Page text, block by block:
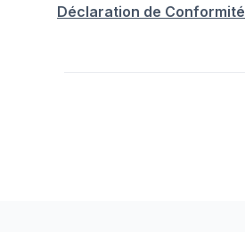
Déclaration de Conformité